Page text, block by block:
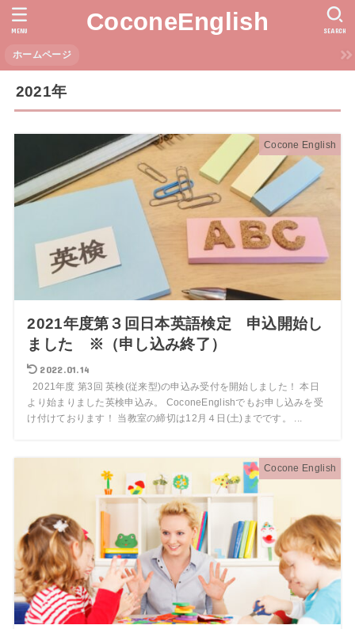
CoconeEnglish
ホームページ
SEARCH
MENU
2021年
Cocone English
2021年度第３回日本英語検定 申込開始し
ました ※（申し込み終了）
2022.01.14
2021年度 第3回 英検(従来型)の申込み受付を開始しました！ 本日
より始まりました英検申込み。 CoconeEnglishでもお申し込みを受
け付けております！ 当教室の締切は12月４日(土)までです。 ...
Cocone English